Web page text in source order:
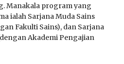
Manakala program yang
ialah Sarjana Muda Sains
Fakulti Sains), dan Sarjana
Akademi Pengajian